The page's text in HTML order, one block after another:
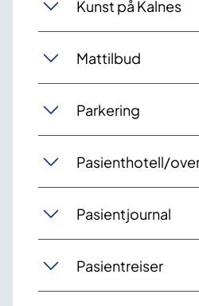
Kunst på Kalnes
Mattilbud
Parkering
Pasienthotell/
Pasientjournal
Pasientreiser